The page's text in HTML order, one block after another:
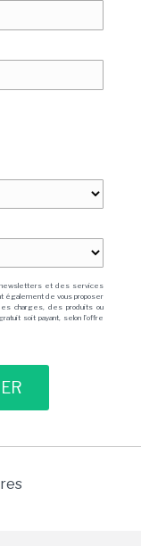
newsletters et des services
également de vous proposer
charges, des produits ou
soit payant, selon l'offre